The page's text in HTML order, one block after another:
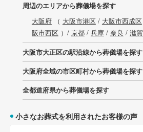
周辺のエリアから葬儀場を探す
大阪府（ 大阪市港区 / 大阪市西成区
阪市西区 ）/ 京都/ 兵庫/ 奈良 / 滋賀
大阪市大正区の駅沿線から葬儀場を探す
大阪府全域の市区町村から葬儀場を探す
全都道府県から葬儀場を探す
小さなお葬式を利用されたお客様の声